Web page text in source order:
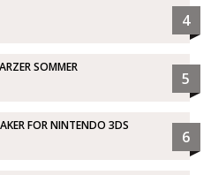
4
SOMMER
5
FOR NINTENDO 3DS
6